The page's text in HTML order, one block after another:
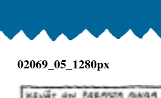
02069_05_1280px